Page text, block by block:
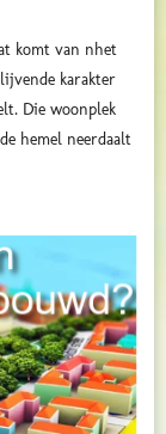
komt van nhet
karakter
Die woonplek
hemel neerdaalt